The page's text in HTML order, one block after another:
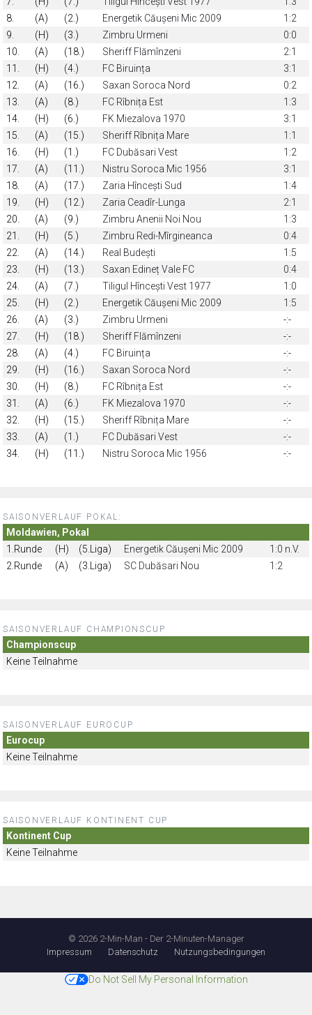
8.
(A) (2.) Energetik Căușeni Mic 2009
1:2
9.
(H) (3.) Zimbru Urmeni
0:0
10.
(A) (18.) Sheriff Flămînzeni
2:1
11.
(H) (4.) FC Biruința
3:1
12.
(A) (16.) Saxan Soroca Nord
0:2
13.
(A) (8.) FC Rîbnița Est
1:3
14.
(H) (6.) FK Miezalova 1970
3:1
15.
(A) (15.) Sheriff Rîbnița Mare
1:1
16.
(H) (1.) FC Dubăsari Vest
1:2
17.
(A) (11.) Nistru Soroca Mic 1956
3:1
18.
(A) (17.) Zaria Hîncești Sud
1:4
19.
(H) (12.) Zaria Ceadîr-Lunga
2:1
20.
(A) (9.) Zimbru Anenii Noi Nou
1:3
21.
(H) (5.) Zimbru Redi-Mîrgineanca
0:4
22.
(A) (14.) Real Budești
1:5
23.
(H) (13.) Saxan Edineț Vale FC
0:4
24.
(A) (7.) Tiligul Hîncești Vest 1977
1:0
25.
(H) (2.) Energetik Căușeni Mic 2009
1:5
26.
(A) (3.) Zimbru Urmeni
-:-
27.
(H) (18.) Sheriff Flămînzeni
-:-
28.
(A) (4.) FC Biruința
-:-
29.
(H) (16.) Saxan Soroca Nord
-:-
30.
(H) (8.) FC Rîbnița Est
-:-
31.
(A) (6.) FK Miezalova 1970
-:-
32.
(H) (15.) Sheriff Rîbnița Mare
-:-
33.
(A) (1.) FC Dubăsari Vest
-:-
34.
(H) (11.) Nistru Soroca Mic 1956 -:-
SAISONVERLAUF POKAL:
Moldawien, Pokal
1.Runde
(H) (5.Liga) Energetik Căușeni Mic 2009
1:0 n.V.
2.Runde
(A) (3.Liga) SC Dubăsari Nou 1:2
SAISONVERLAUF CHAMPIONSCUP
Championscup
Keine Teilnahme
SAISONVERLAUF EUROCUP
Eurocup
Keine Teilnahme
SAISONVERLAUF KONTINENT CUP
Kontinent Cup
Keine Teilnahme
© 2026 2-Min-Man - Der 2-Minuten-Manager
Impressum
Datenschutz Nutzungsbedingungen
Do Not Sell My Personal Information